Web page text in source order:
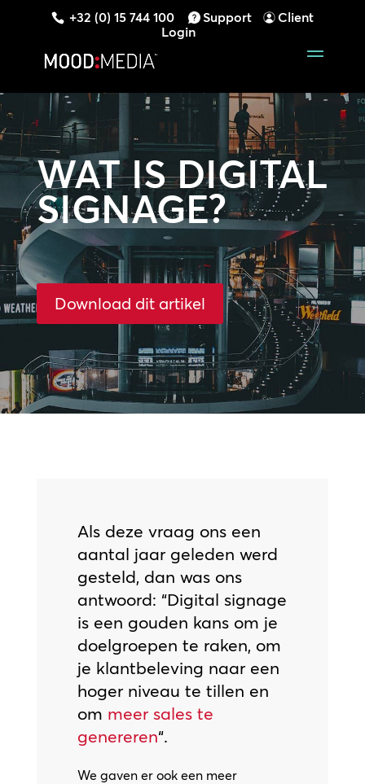
+32 (0) 15 744 100 Support
Client
Login
WAT IS DIGITAL
SIGNAGE?
Download dit artikel
Als deze vraag ons een
aantal jaar geleden werd
gesteld, dan was ons
antwoord: “Digital signage
is een gouden kans om je
doelgroepen te raken, om
je klantbeleving naar een
hoger niveau te tillen en
om meer sales te
genereren“.
We gaven er ook een meer